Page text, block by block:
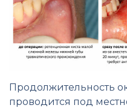
Продолжительность
проводится под